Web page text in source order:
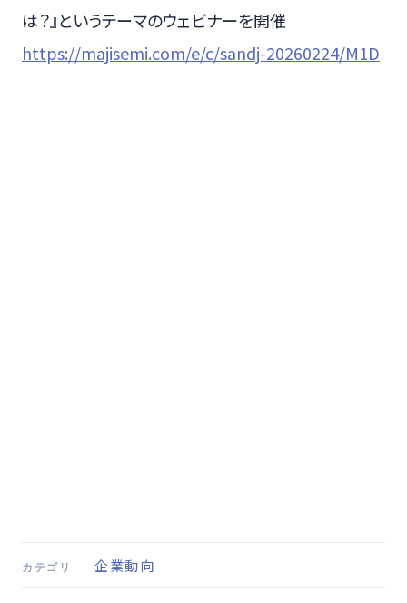
は？』というテーマのウェビナーを開催
https://majisemi.com/e/c/sandj-20260224/M1D
カテゴリ 企業動向